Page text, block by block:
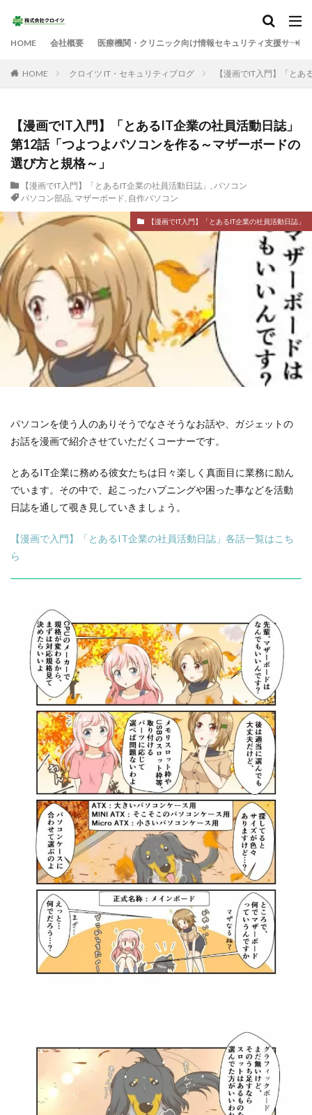
HOME 会社概要 医療機関・クリニック向け情報セキュリティ支援サービ
HOME クロイツ IT・セキュリティブログ 【漫画でIT入門】「と
【漫画でIT入門】「とあるIT企業の社員活動日誌」
第12話「つよつよパソコンを作る～マザーボードの
選び方と規格～」
【漫画でIT入門】「とあるIT企業の社員活動日誌」 , パソコン
パソコン部品, マザーボード, 自作パソコン
【漫画でIT入門】「とあるIT企業の社員活動日誌」
パソコンを使う人のありそうでなさそうなお話や、ガジェットの
お話を漫画で紹介させていただくコーナーです。
とあるIT企業に務める彼女たちは日々楽しく真面目に業務に励ん
でいます。その中で、起こったハプニングや困った事などを活動
日誌を通して覗き見していきましょう。
【漫画で入門】「とあるIT企業の社員活動日誌」各話一覧はこち
ら